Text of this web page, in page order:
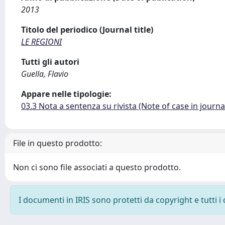
2013
Titolo del periodico (Journal title)
LE REGIONI
Tutti gli autori
Guella, Flavio
Appare nelle tipologie:
03.3 Nota a sentenza su rivista (Note of case in
File in questo prodotto:
Non ci sono file associati a questo prodotto.
I documenti in IRIS sono protetti da copyright e tutti